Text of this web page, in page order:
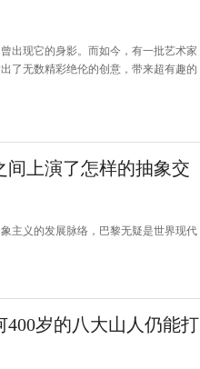
出现它的身影。而如今，有一批艺术家
了无数精彩绝伦的创意，带来超有趣的
间上演了怎样的抽象交
主义的发展脉络，巴黎无疑是世界现代
岁的八大山人仍能打